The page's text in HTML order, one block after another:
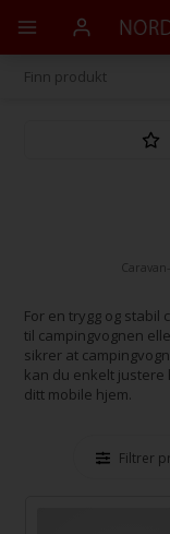
For en trygg og stabil
til campingvognen
sikrer at
kan du enkelt
ditt mobile hjem.
Filtrer